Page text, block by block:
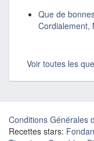
Que de
Cordialement,
Voir toutes les
Conditions Générales
Recettes stars: